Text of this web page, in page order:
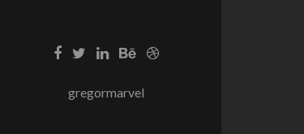
gregormarvel